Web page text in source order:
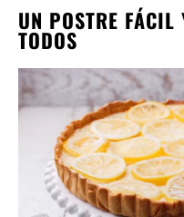
UN POSTRE
TODOS